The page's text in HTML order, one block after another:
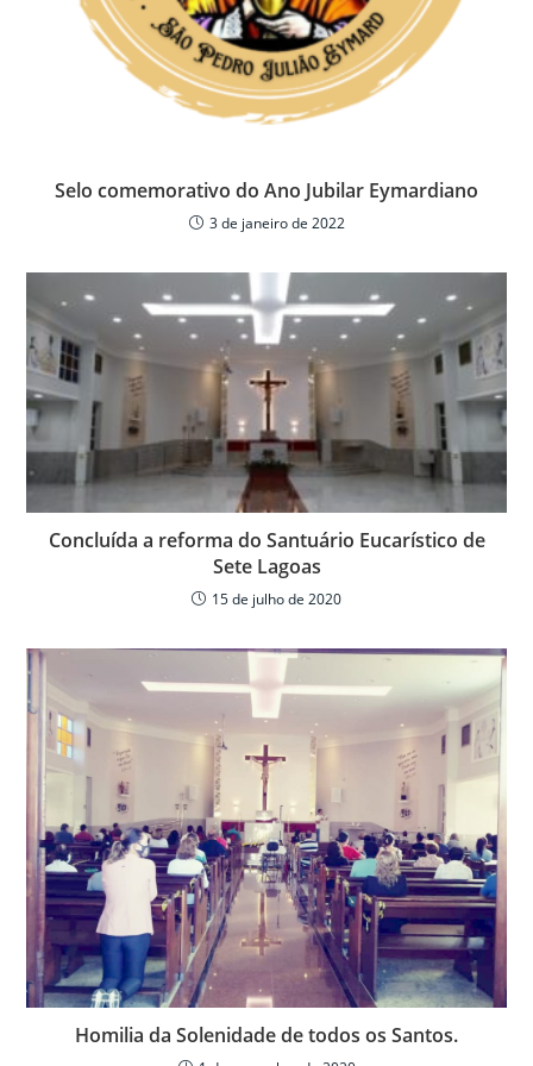
Selo comemorativo do Ano Jubilar Eymardiano
3 de janeiro de 2022
Concluída a reforma do Santuário Eucarístico de
Sete Lagoas
15 de julho de 2020
Homilia da Solenidade de todos os Santos.